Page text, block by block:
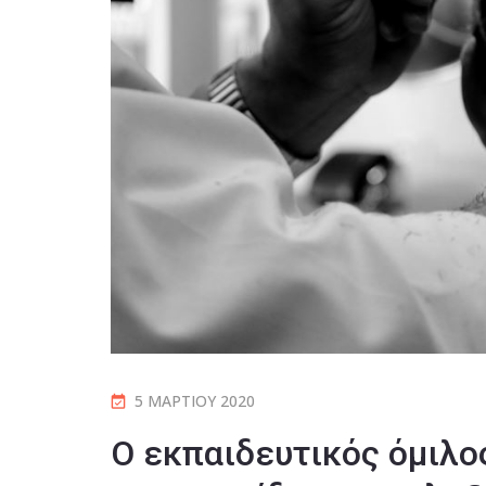
5 ΜΑΡΤΊΟΥ 2020
Ο εκπαιδευτικός